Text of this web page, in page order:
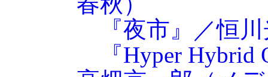
『夜市』／恒
『Hyper Hybrid